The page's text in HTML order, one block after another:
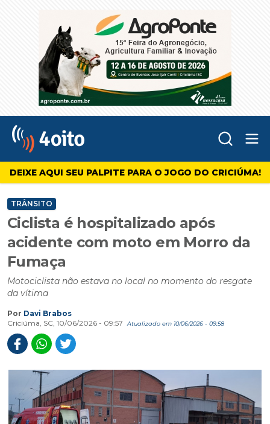
4oito
DEIXE AQUI SEU PALPITE PARA O JOGO DO CRICIÚMA!
TRÂNSITO
Ciclista é hospitalizado após
acidente com moto em Morro da
Fumaça
Motociclista não estava no local no momento do resgate
da vítima
Por Davi Brabos
Criciúma, SC, 10/06/2026 - 09:57
Atualizado em 10/06/2026 - 09:58